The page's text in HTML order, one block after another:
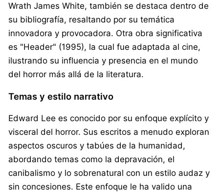
Wrath James White, también se destaca dentro de
su bibliografía, resaltando por su temática
innovadora y provocadora. Otra obra significativa
es "Header" (1995), la cual fue adaptada al cine,
ilustrando su influencia y presencia en el mundo
del horror más allá de la literatura.
Temas y estilo narrativo
Edward Lee es conocido por su enfoque explícito y
visceral del horror. Sus escritos a menudo exploran
aspectos oscuros y tabúes de la humanidad,
abordando temas como la depravación, el
canibalismo y lo sobrenatural con un estilo audaz y
sin concesiones. Este enfoque le ha valido una